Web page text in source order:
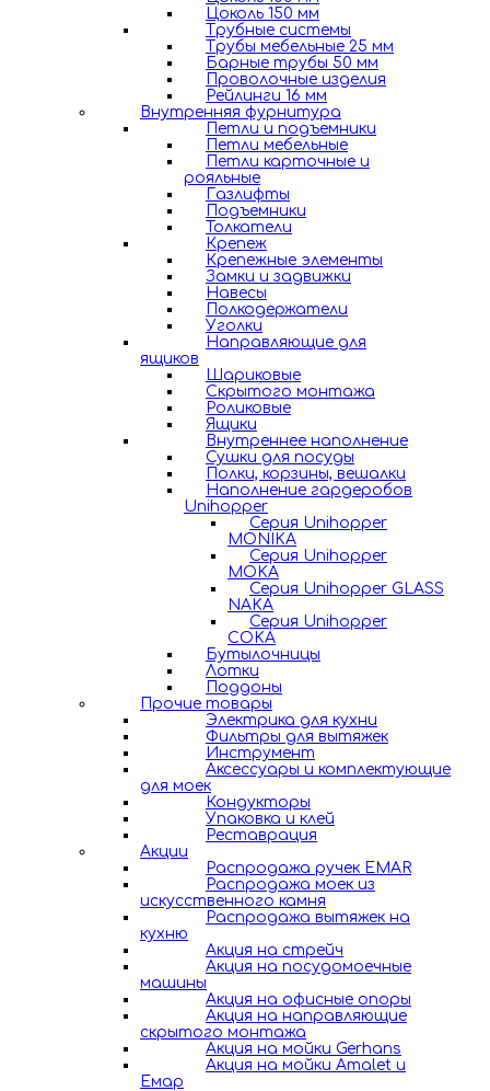
Цоколь 150 мм
Трубные системы
Трубы мебельные 25 мм
Барные трубы 50 мм
Проволочные изделия
Рейлинги 16 мм
Внутренняя фурнитура
Петли и подъемники
Петли мебельные
Петли карточные и
рояльные
Газлифты
Подъемники
Толкатели
Крепеж
Крепежные элементы
Замки и задвижки
Навесы
Полкодержатели
Уголки
Направляющие для
ящиков
Шариковые
Скрытого монтажа
Роликовые
Ящики
Внутреннее наполнение
Сушки для посуды
Полки, корзины, вешалки
Наполнение гардеробов
Unihopper
Серия Unihopper
MONIKA
Серия Unihopper
MOKA
Серия Unihopper GLASS
NAKA
Серия Unihopper
COKA
Бутылочницы
Лотки
Поддоны
Прочие товары
Электрика для кухни
Фильтры для вытяжек
Инструмент
Аксессуары и комплектующие
для моек
Кондукторы
Упаковка и клей
Реставрация
Акции
Распродажа ручек EMAR
Распродажа моек из
искусственного камня
Распродажа вытяжек на
кухню
Акция на стрейч
Акция на посудомоечные
машины
Акция на офисные опоры
Акция на направляющие
скрытого монтажа
Акция на мойки Gerhans
Акция на мойки Amalet и
Емар